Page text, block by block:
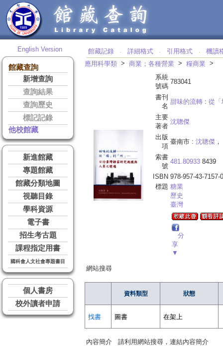
English Version
館藏查詢
新增查詢
查詢結果
查詢歷史
標記記錄
他校館藏
新進館藏
專題館藏
館藏分類地圖
視聽目錄
學科資源
電子書
招生考古題
課程指定用書
國科會人文社會專題書目
個人書房
校外讀者申請
館藏記錄 ‧ 詳細格式 ‧ 引用格式 ‧
機讀
應用科學類 > 商業；各種營業 > 糧商業 >
系統
號碼
783041
書刊
名
甜味的流轉 : 從「
主要
著者
沈聰傑
出版
項
臺南市 : 沈聰傑
索書
號
481.80933 8439
ISBN 978-957-43-7157-0
標題 糖業
歷史
臺灣
分
享
▼
網站搜尋
資料類型 狀態
找書 圖書 在架上
內容簡介 請利用網站搜尋，連結內容簡介